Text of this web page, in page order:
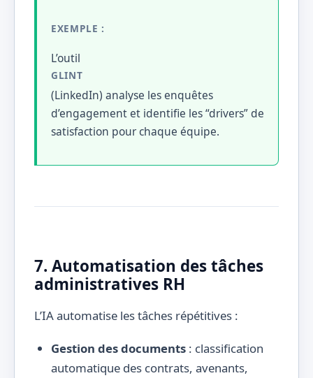
EXEMPLE :
L’outil
GLINT
(LinkedIn) analyse les enquêtes
d’engagement et identifie les “drivers” de
satisfaction pour chaque équipe.
7. Automatisation des tâches
administratives RH
L’IA automatise les tâches répétitives :
Gestion des documents : classification
automatique des contrats, avenants,